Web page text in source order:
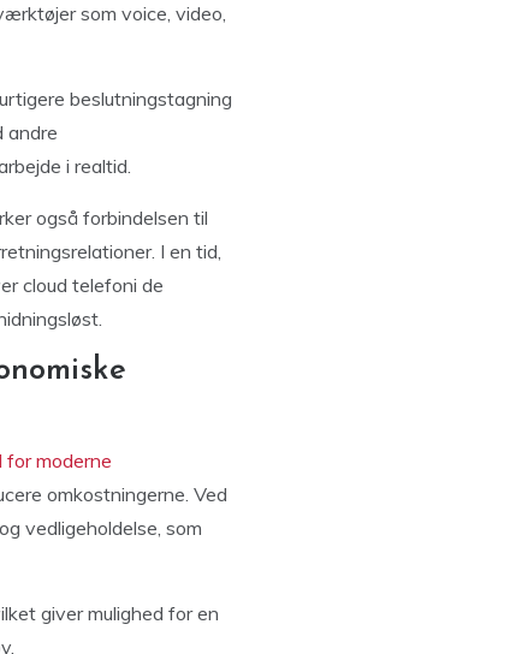
som voice, video,
beslutningstagning
andre
i realtid.
også forbindelsen til
I en tid,
cloud telefoni de
moderne
omkostningerne. Ved
vedligeholdelse, som
giver mulighed for en